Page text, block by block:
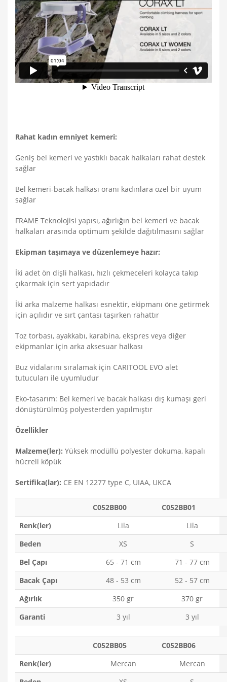
Rahat kadın emniyet kemeri:
Geniş bel kemeri ve yastıklı bacak halkaları rahat destek
sağlar
Bel kemeri-bacak halkası oranı kadınlara özel bir uyum
sağlar
FRAME Teknolojisi yapısı, ağırlığın bel kemeri ve bacak
halkaları arasında optimum şekilde dağıtılmasını sağlar
Ekipman taşımaya ve düzenlemeye hazır:
İki adet ön dişli halkası, hızlı çekmeceleri kolayca takıp
çıkarmak için sert yapıdadır
İki arka malzeme halkası esnektir, ekipmanı öne getirmek
için açılıdır ve sırt çantası taşırken rahattır
Toz torbası, ayakkabı, karabina, ekspres veya diğer
ekipmanlar için arka aksesuar halkası
Buz vidalarını sıralamak için CARITOOL EVO alet
tutucuları ile uyumludur
Eko-tasarım: Bel kemeri ve bacak halkası dış kumaşı geri
dönüştürülmüş polyesterden yapılmıştır
Özellikler
Malzeme(ler): Yüksek modüllü polyester dokuma, kapalı
hücreli köpük
Sertifika(lar): CE EN 12277 type C, UIAA, UKCA
C052BB00
C052BB01
Renk(ler)
Lila
Lila
Beden
XS
S
Bel Çapı
65 - 71 cm
71 - 77 cm
Bacak Çapı
48 - 53 cm
52 - 57 cm
Ağırlık
350 gr
370 gr
Garanti
3 yıl 3 yıl
C052BB05
C052BB06
Renk(ler)
Mercan
Mercan